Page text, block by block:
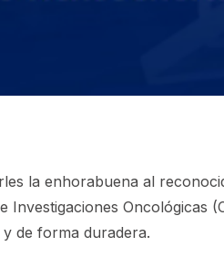
la enhorabuena al
Investigaciones Oncológicas
de forma duradera.